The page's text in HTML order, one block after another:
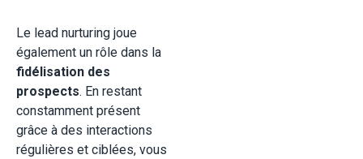
Le lead nurturing joue
également un rôle dans la
fidélisation des
prospects. En restant
constamment présent
grâce à des interactions
régulières et ciblées, vous